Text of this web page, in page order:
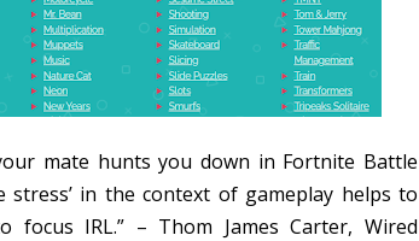
mate hunts you down in Fortnite Battle
in the context of gameplay helps to
IRL.” – Thom James Carter, Wired